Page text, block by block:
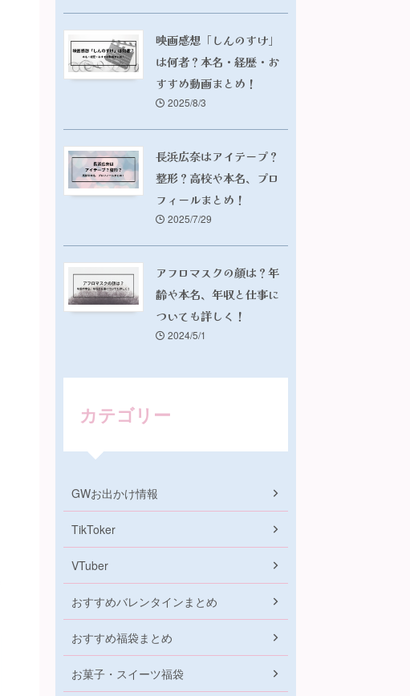
映画感想「しんのすけ」
は何者？本名・経歴・お
すすめ動画まとめ！
2025/8/3
長浜広奈はアイテープ？
整形？高校や本名、プロ
フィールまとめ！
2025/7/29
アフロマスクの顔は？年
齢や本名、年収と仕事に
ついても詳しく！
2024/5/1
カテゴリー
GWお出かけ情報
TikToker
VTuber
おすすめバレンタインまとめ
おすすめ福袋まとめ
お菓子・スイーツ福袋